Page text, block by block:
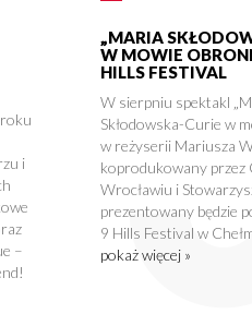
i
–
„MARIA
W MOWIE
HILLS FESTIVAL
W sierpniu spektakl
Skłodowska-Curie w
w reżyserii Mariusza
koprodukowany przez
Wrocławiu i
prezentowany będzie
9 Hills Festival w
pokaż więcej »